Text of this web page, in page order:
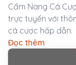
Cẩm Nang Cá
trực tuyến với
cá cược hấp dẫn.
Đọc thêm